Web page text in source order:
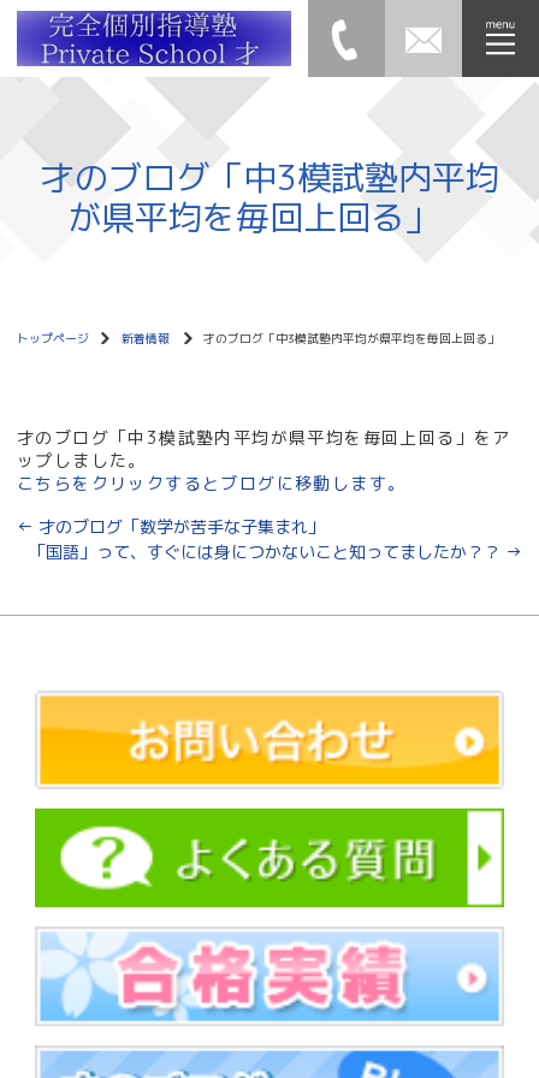
才のブログ「中3模試塾内平均
が県平均を毎回上回る」
トップページ 新着情報 才のブログ「中3模試塾内平均が県平均を毎回上回る」
才のブログ「中3模試塾内平均が県平均を毎回上回る」をア
ップしました。
こちらをクリックするとブログに移動します。
← 才のブログ「数学が苦手な子集まれ」
「国語」って、すぐには身につかないこと知ってましたか？？ →